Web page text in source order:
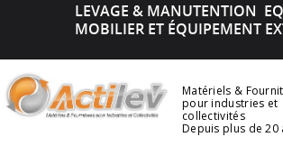
LEVAGE & MANUTENTION
MOBILIER ET ÉQUIPEMENT
Matériels &
pour industries et
collectivités
Depuis plus de 20